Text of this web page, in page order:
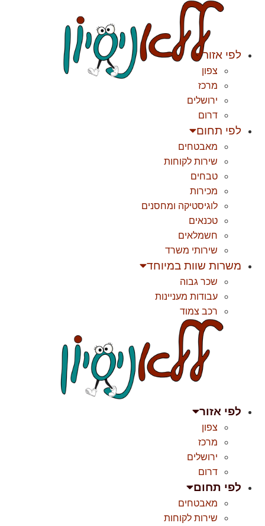
לפי אזור
צפון
מרכז
ירושלים
דרום
לפי תחום
מאבטחים
שירות לקוחות
טבחים
מכירות
לוגיסטיקה ומחסנים
טכנאים
חשמלאים
שירותי משרד
משרות שוות במיוחד
שכר גבוה
עבודות מעניינות
רכב צמוד
לפי אזור
צפון
מרכז
ירושלים
דרום
לפי תחום
מאבטחים
שירות לקוחות